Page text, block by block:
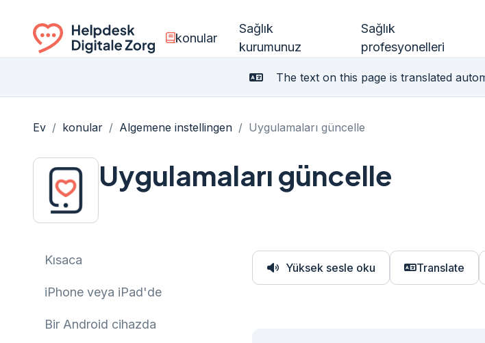
Ga naar de homepagina
konular
Sağlık
kurumunuz
Sağlık
profesyonelleri
The text on this page is translated
Ev / konular / Algemene instellingen / Uygulamaları güncelle
Uygulamaları güncelle
Kısaca
iPhone veya iPad'de
Bir Android cihazda
Yüksek sesle oku Translate